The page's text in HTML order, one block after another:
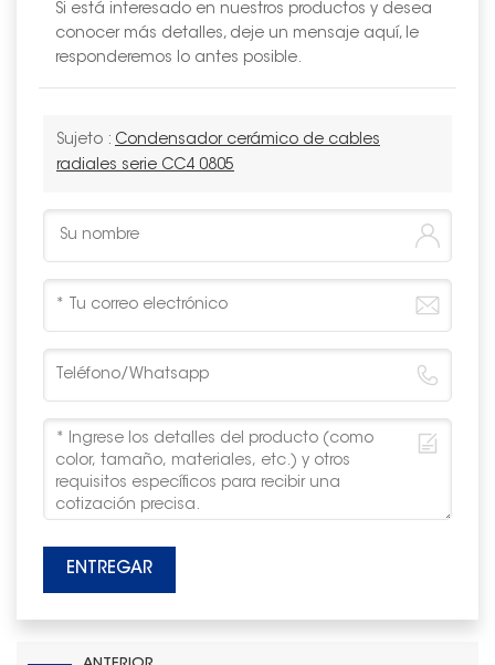
Si está interesado en nuestros productos y desea
conocer más detalles, deje un mensaje aquí, le
responderemos lo antes posible.
Sujeto : Condensador cerámico de cables
radiales serie CC4 0805
ENTREGAR